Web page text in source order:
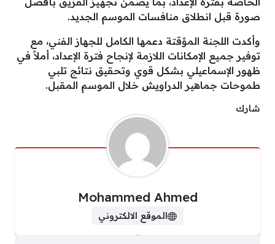
صورة قبل انطلاق منافسات الموسم الجديد.
وأكدت اللجنة المؤقتة دعمها الكامل للجهاز الفني، مع
توفير جميع الإمكانات اللازمة لإنجاح فترة الإعداد، أملاً في
ظهور الإسماعيلي بشكل قوي وتحقيق نتائج تلبي
طموحات جماهير الدراويش خلال الموسم المقبل.
شارك
Mohammed Ahmed
الموقع الالكتروني